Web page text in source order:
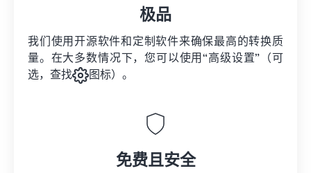
极品
我们使用开源软件和定制软件来确保最高的转换质
量。在大多数情况下，您可以使用“高级设置”（可
选，查找
图标）。
免费且安全